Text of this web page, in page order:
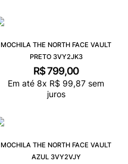
MOCHILA THE NORTH FACE VAULT
PRETO 3VY2JK3
R$799,00
Em até 8x R$ 99,87 sem
juros
MOCHILA THE NORTH FACE VAULT
AZUL 3VY2VJY